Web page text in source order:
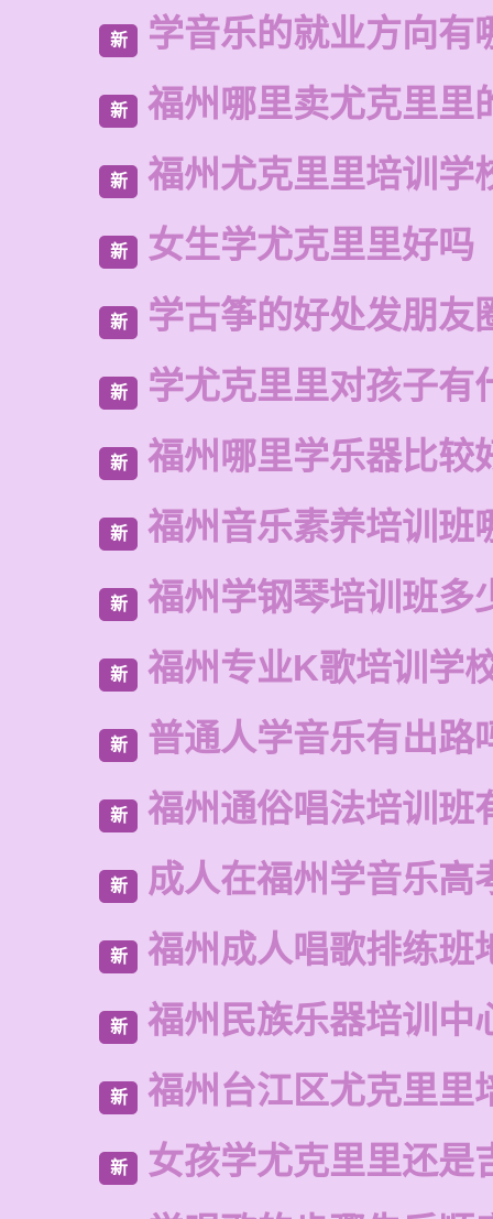
新 学音乐的就业方向有
新 福州哪里卖尤克里里
新 福州尤克里里培训学
新 女生学尤克里里好吗
新 学古筝的好处发朋友
新 学尤克里里对孩子有
新 福州哪里学乐器比较
新 福州音乐素养培训班
新 福州学钢琴培训班多
新 福州专业K歌培训学
新 普通人学音乐有出路
新 福州通俗唱法培训班
新 成人在福州学音乐高
新 福州成人唱歌排练班
新 福州民族乐器培训中
新 福州台江区尤克里里
新
女孩学尤克里里还是